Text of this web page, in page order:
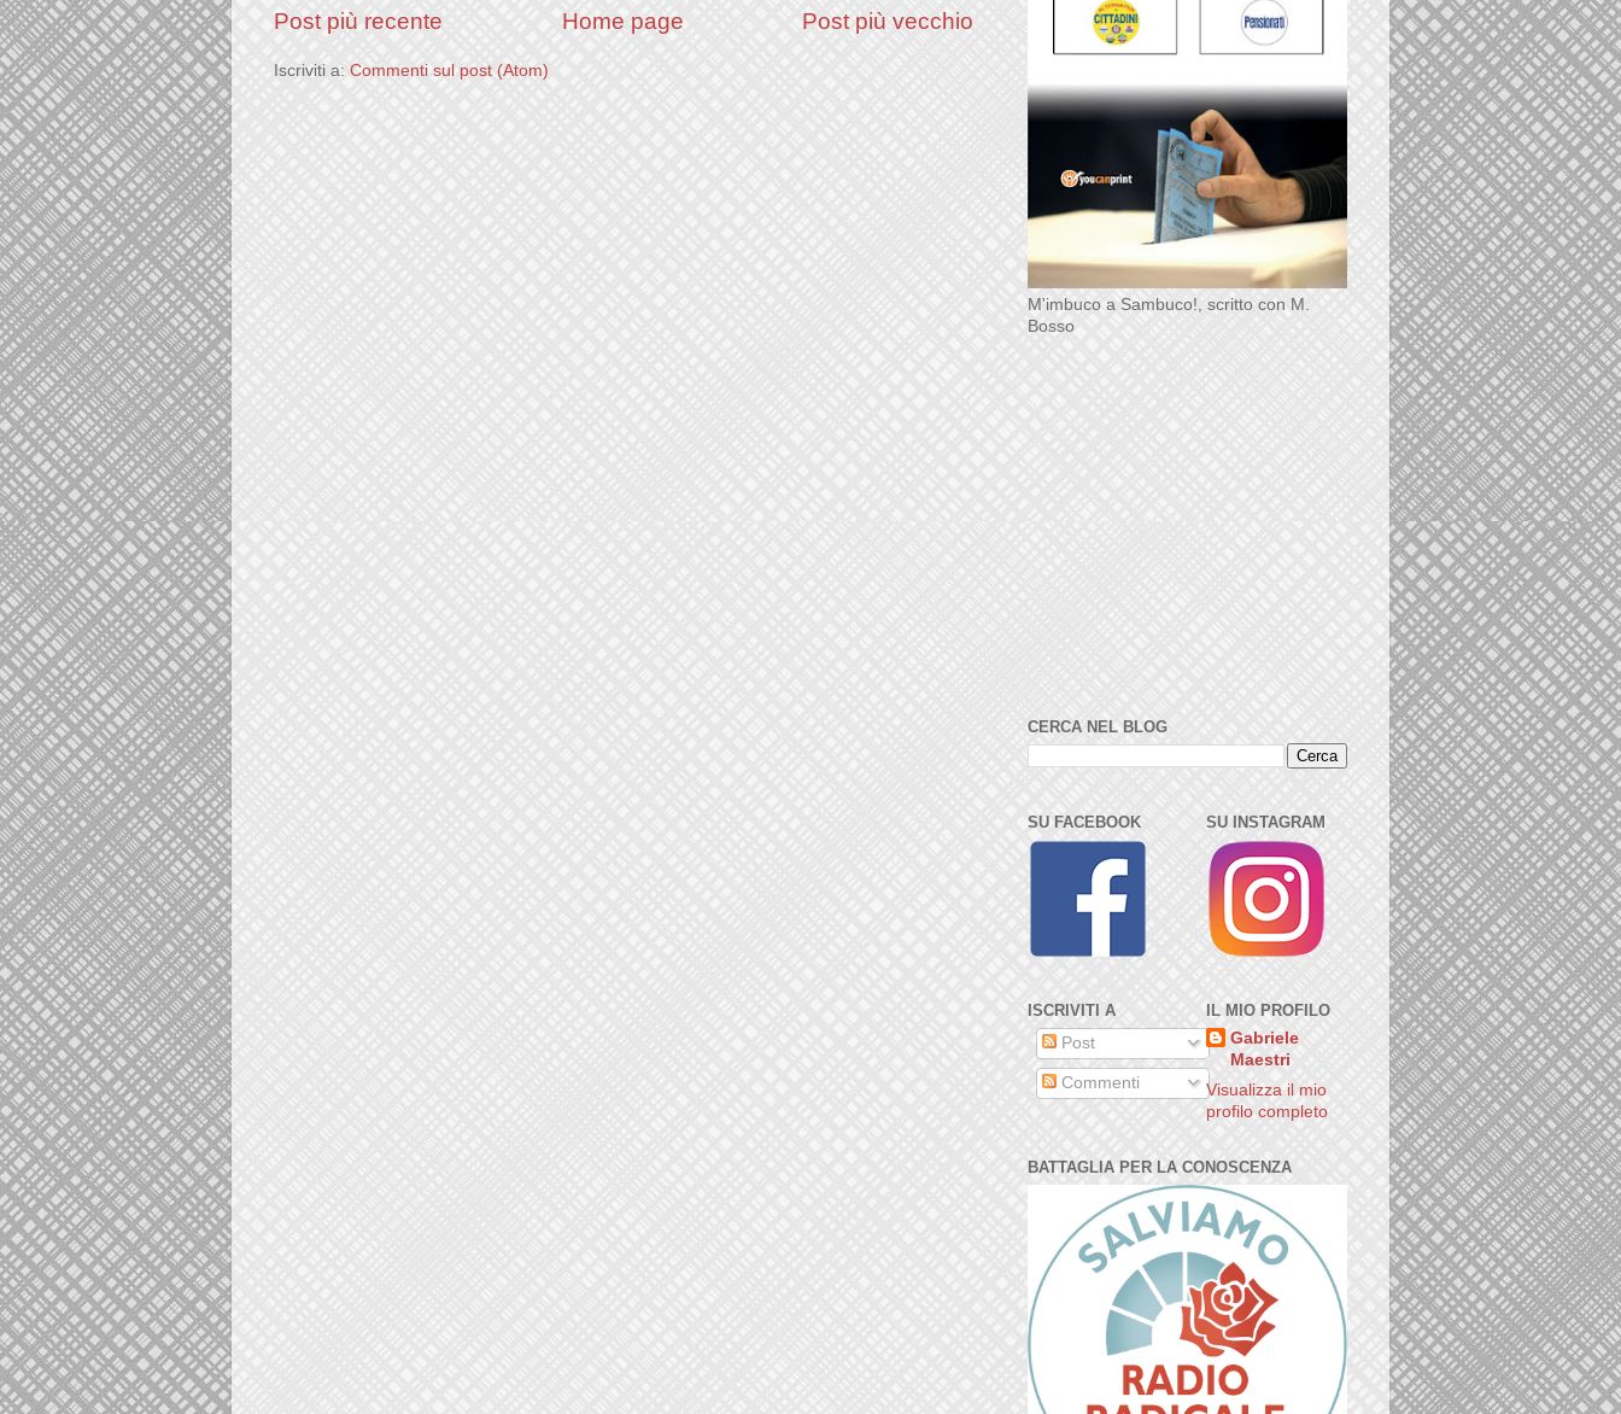
Post più recente Post più vecchio
Home page
Iscriviti a: Commenti sul post (Atom)
M'imbuco a Sambuco!, scritto con M.
Bosso
CERCA NEL BLOG
SU FACEBOOK
ISCRIVITI A
Post
Commenti
SU INSTAGRAM
IL MIO PROFILO
Gabriele
Maestri
Visualizza il mio
profilo completo
BATTAGLIA PER LA CONOSCENZA